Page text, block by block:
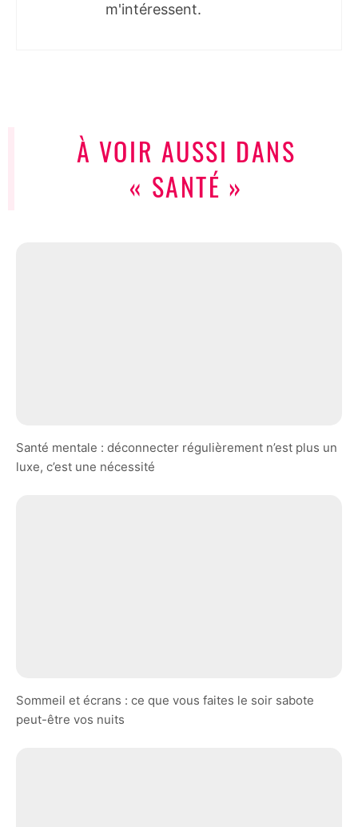
m'intéressent.
À VOIR AUSSI DANS
« SANTÉ »
Santé mentale : déconnecter régulièrement n’est plus un
luxe, c’est une nécessité
Sommeil et écrans : ce que vous faites le soir sabote
peut-être vos nuits